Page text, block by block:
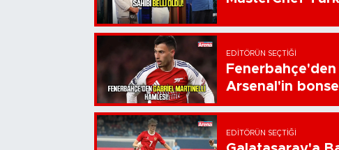
EDITÖRÜN SEÇTIĞI
Arsenal'in
EDITÖRÜN SEÇTIĞI